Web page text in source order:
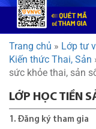
Trang chủ » Lớp tư
Kiến thức Thai, Sản
sức khỏe thai, sản
LỚP HỌC TIỀN
1. Đăng ký tham gia